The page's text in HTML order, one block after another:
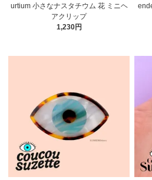
urtium 小さなナスタチウム 花 ミニヘ
アクリップ
1,230円